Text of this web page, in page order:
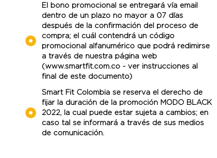
El bono promocional se entregará vía email
dentro de un plazo no mayor a 07 días
después de la confirmación del proceso de
compra; el cuál contendrá un código
promocional alfanumérico que podrá redimirse
a través de nuestra página web
(www.smartfit.com.co - ver instrucciones al
final de este documento)
Smart Fit Colombia se reserva el derecho de
fijar la duración de la promoción MODO BLACK
2022, la cual puede estar sujeta a cambios; en
caso tal se informará a través de sus medios
de comunicación.